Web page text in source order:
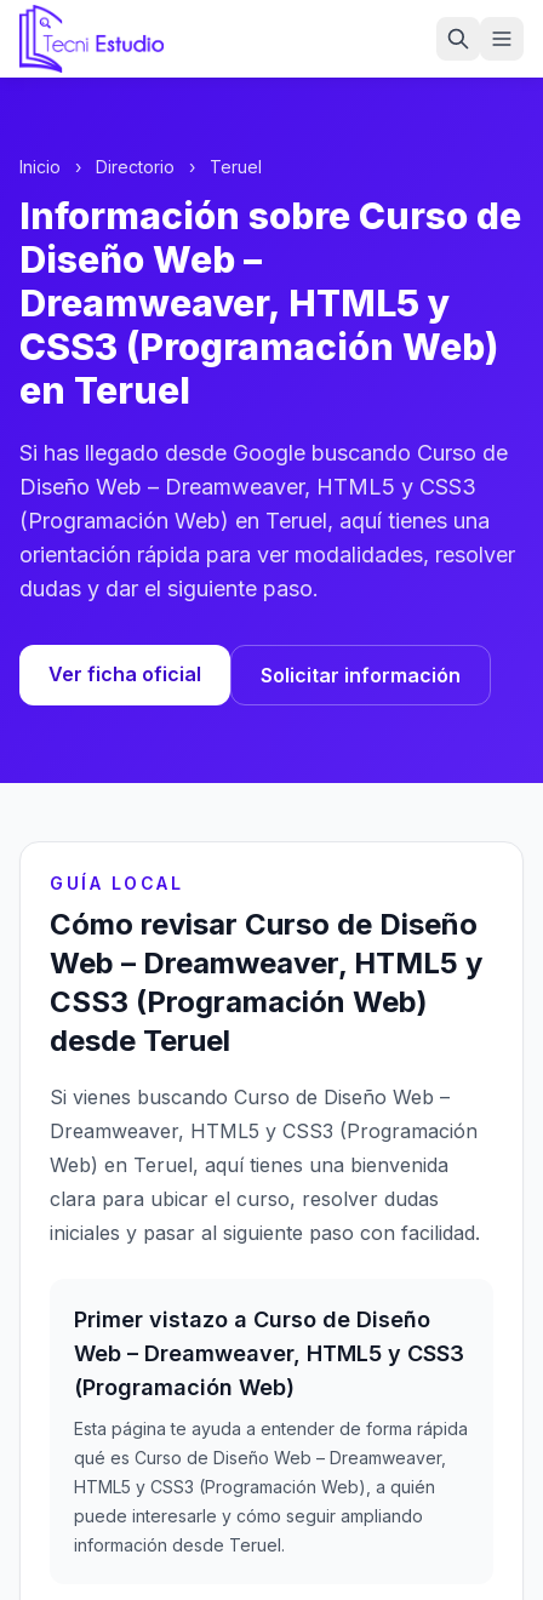
Ir a la página de inicio de Tecni Estudio
Inicio › Directorio › Teruel
Información sobre Curso de
Diseño Web –
Dreamweaver, HTML5 y
CSS3 (Programación Web)
en Teruel
Si has llegado desde Google buscando Curso de
Diseño Web – Dreamweaver, HTML5 y CSS3
(Programación Web) en Teruel, aquí tienes una
orientación rápida para ver modalidades, resolver
dudas y dar el siguiente paso.
Ver ficha oficial Solicitar información
GUÍA LOCAL
Cómo revisar Curso de Diseño
Web – Dreamweaver, HTML5 y
CSS3 (Programación Web)
desde Teruel
Si vienes buscando Curso de Diseño Web –
Dreamweaver, HTML5 y CSS3 (Programación
Web) en Teruel, aquí tienes una bienvenida
clara para ubicar el curso, resolver dudas
iniciales y pasar al siguiente paso con facilidad.
Primer vistazo a Curso de Diseño
Web – Dreamweaver, HTML5 y CSS3
(Programación Web)
Esta página te ayuda a entender de forma rápida
qué es Curso de Diseño Web – Dreamweaver,
HTML5 y CSS3 (Programación Web), a quién
puede interesarle y cómo seguir ampliando
información desde Teruel.